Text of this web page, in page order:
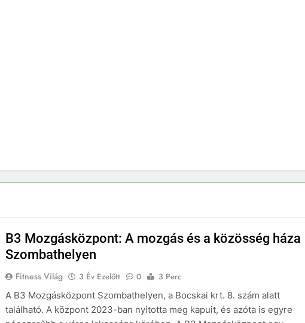
B3 Mozgásközpont: A mozgás és a közösség háza
Szombathelyen
Fitness Világ 3 Év Ezelőtt 0
3 Perc
A B3 Mozgásközpont Szombathelyen, a Bocskai krt. 8. szám alatt
található. A központ 2023-ban nyitotta meg kapuit, és azóta is egyre